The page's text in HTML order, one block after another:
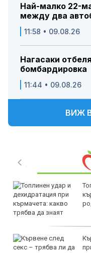
Най-малко 22-
между два
11:58 • 09.08.26
Нагасаки
бомбардировка
11:44 • 09.08.26
ВИЖ